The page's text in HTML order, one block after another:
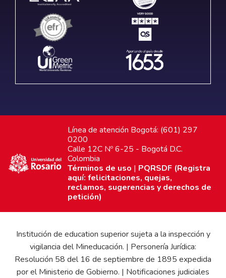
Línea de atención Bogotá: (601) 297
0200
Calle 12C Nº 6-25 - Bogotá D.C.
Colombia
Términos de uso | PQRSDF (Registra
aquí: felicitaciones, quejas,
reclamos, sugerencias y derechos de
petición)
Institución de education superior sujeta a la inspección y
vigilancia del Mineducación. | Personería Jurídica:
Resolución 58 del 16 de septiembre de 1895 expedida
por el Ministerio de Gobierno. | Notificaciones judiciales